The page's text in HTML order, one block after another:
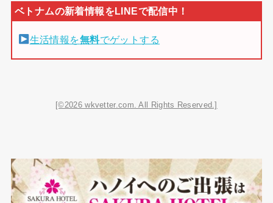
生活情報を無料でゲットする
[©2026 wkvetter.com. All Rights Reserved.]